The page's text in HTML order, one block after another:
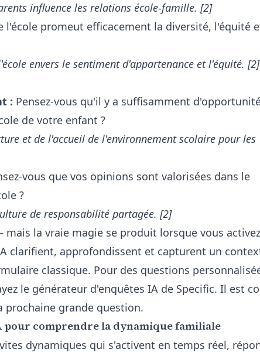
influence les relations école-famille. [2]
l'école promeut efficacement la diversité, l'équité
envers le sentiment d'appartenance et l'équité. [2]
: Pensez-vous qu'il y a suffisamment
de votre enfant ?
et de l'accueil de l'environnement scolaire pour les
vous que vos opinions sont valorisées dans le
?
de responsabilité partagée. [2]
la vraie magie se produit lorsque vous
clarifient, approfondissent et capturent un
classique. Pour des questions
le générateur d'enquêtes IA de Specific. Il est
prochaine grande question.
comprendre la dynamique familiale
dynamiques qui s'activent en temps réel,